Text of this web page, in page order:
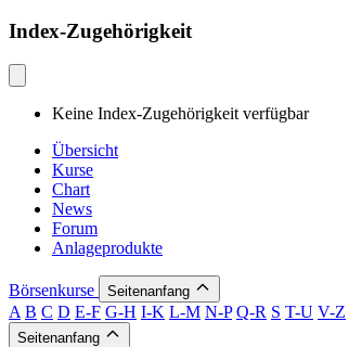
Index-Zugehörigkeit
Keine Index-Zugehörigkeit verfügbar
Übersicht
Kurse
Chart
News
Forum
Anlageprodukte
Börsenkurse Seitenanfang
A B C D E-F G-H I-K L-M N-P Q-R S T-U V-Z
Seitenanfang